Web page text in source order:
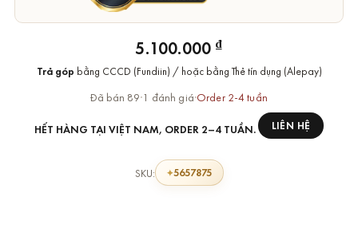
5.100.000 ₫
Trả góp bằng CCCD (Fundiin) / hoặc bằng Thẻ tín dụng (Alepay)
Đã bán 89·1 đánh giá·Order 2-4 tuần
HẾT HÀNG TẠI VIỆT NAM, ORDER 2–4 TUẦN. LIÊN HỆ
SKU: 5657875